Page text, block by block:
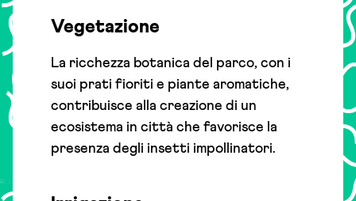
Vegetazione
La ricchezza botanica del parco, con i
suoi prati fioriti e piante aromatiche,
contribuisce alla creazione di un
ecosistema in città che favorisce la
presenza degli insetti impollinatori.